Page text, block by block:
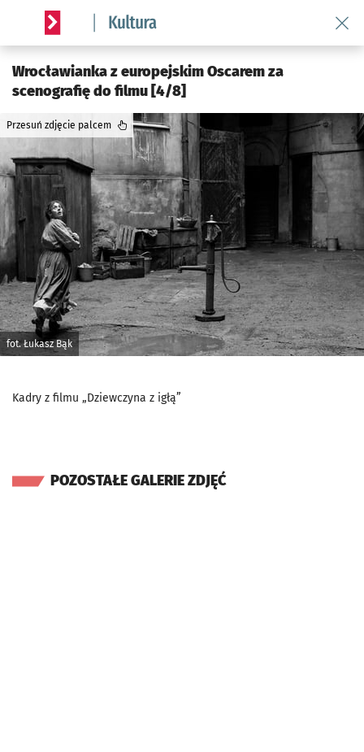
Serwis informacyjny wroclaw.pl podserwis: Kultura
Wrocławianka z europejskim Oscarem za
scenografię do filmu [4/8]
fot. Łukasz Bąk
Przesuń zdjęcie palcem
Kadry z filmu „Dziewczyna z igłą”
POZOSTAŁE GALERIE ZDJĘĆ